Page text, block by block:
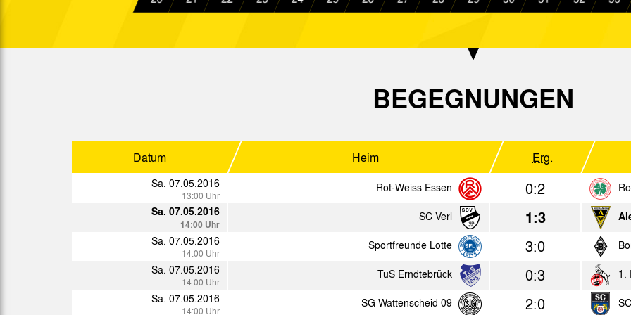
14:00 Uhr
Alemannia Aachen 0:0 Sportfreunde
14:00 Uhr
2016
Datum
Sa. 09.01.2016
15:00 Uhr
Alemannia Aachen 8:0 Patro Eisden
Mi. 13.01.2016
18:00 Uhr
Alemannia Aachen 3:5 Fortuna
Sa. 16.01.2016
Alemannia Aachen 2:1 Fortuna Köln
BEGEGNUNGEN
Datum Heim Erg.
Sa. 07.05.2016
13:00 Uhr
Rot-Weiss Essen 0:2
Sa. 07.05.2016
14:00 Uhr
SC Verl 1:3
Sa. 07.05.2016
14:00 Uhr
Sportfreunde Lotte 3:0
Sa. 07.05.2016
14:00 Uhr
TuS Erndtebrück 0:3
1.
Sa. 07.05.2016
14:00 Uhr
SG Wattenscheid 09 2:0